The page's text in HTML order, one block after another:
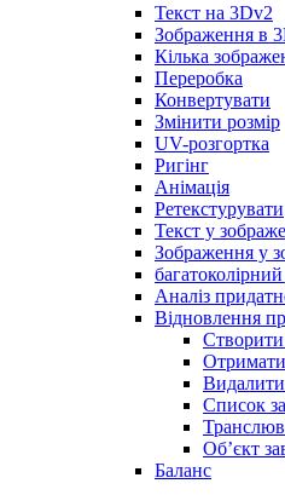
Текст на 3Dv2
Зображення в
Кілька
Переробка
Конвертувати
Змінити розмір
UV-розгортка
Ригінг
Анімація
Ретекстурувати
Текст у
Зображення у
Аналіз
Відновлення
Створити
Список
Об’єкт
Баланс